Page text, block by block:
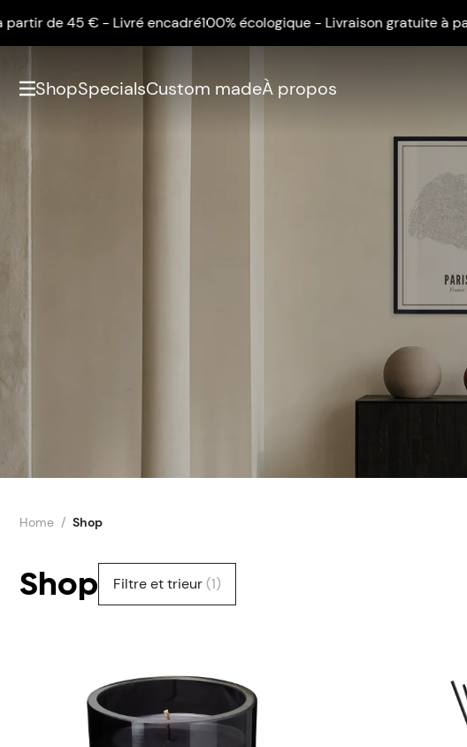
€ - Livré encadré100% écologique - Livraison gratuite à partir de
ShopSpecialsCustom madeÀ propos
Home Shop
Shop Filtre et trieur (1)